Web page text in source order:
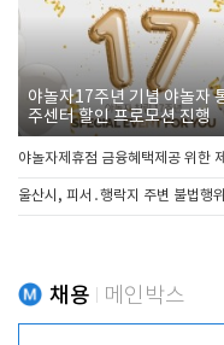
야놀자17주년 기념 야놀자
주센터 할인 프로모션 진행
야놀자제휴점 금융혜택제공 위한
울산시, 피서․행락지 주변 불법행
채용 메인박스